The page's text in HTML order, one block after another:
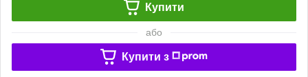
Купити
або
Купити з